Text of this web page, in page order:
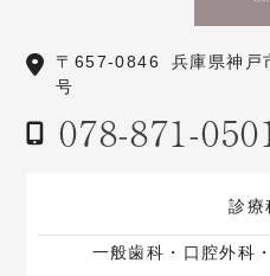
〒657-0846
兵庫県神戸
号
078-871-
診療
一般歯科・口腔外科